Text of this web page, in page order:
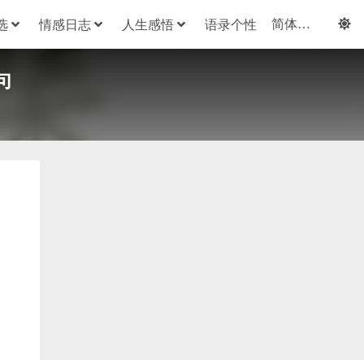
情感日志 人生感悟 语录个性